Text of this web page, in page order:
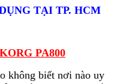
NĂNG ĐỘNG
thị TRONG CẢ
TẠI TP. HCM
PA800
biết nơi nào uy